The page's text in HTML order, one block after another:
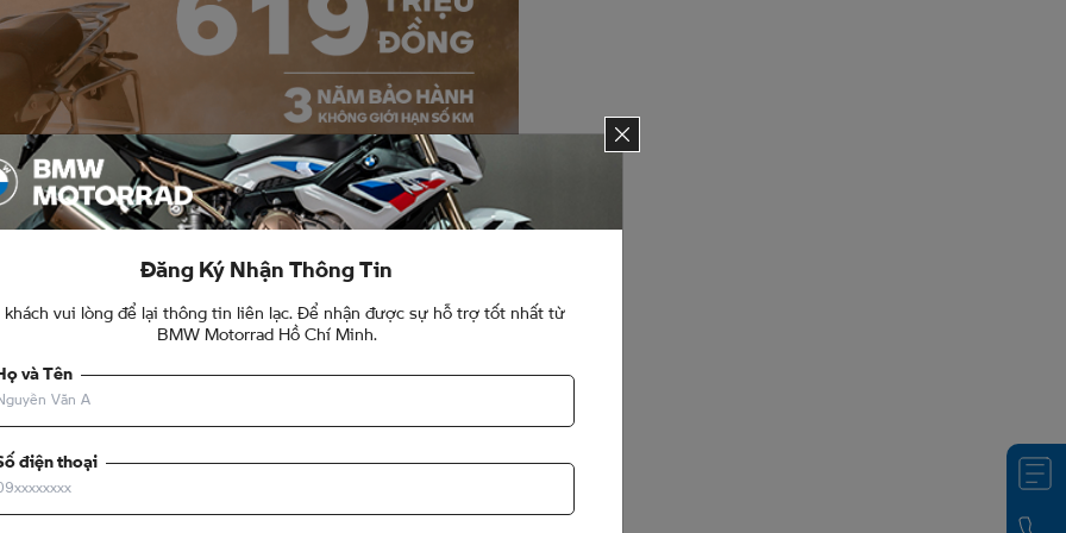
Đăng Ký Nhận Thông Tin
khách vui lòng để lại thông tin liên lạc. Để nhận được sự hỗ trợ tốt nhất từ
BMW Motorrad Hồ Chí Minh.
và Tên
điện thoại